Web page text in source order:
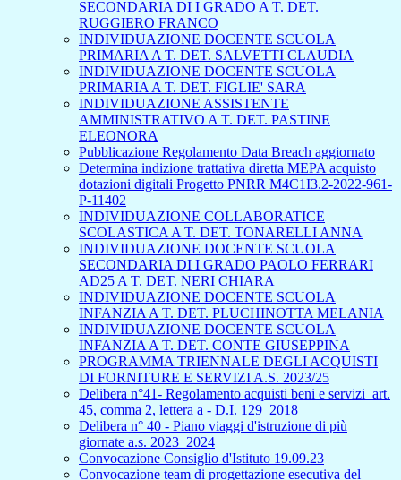
SECONDARIA DI I GRADO A T. DET.
RUGGIERO FRANCO
INDIVIDUAZIONE DOCENTE SCUOLA
PRIMARIA A T. DET. SALVETTI CLAUDIA
INDIVIDUAZIONE DOCENTE SCUOLA
PRIMARIA A T. DET. FIGLIE' SARA
INDIVIDUAZIONE ASSISTENTE
AMMINISTRATIVO A T. DET. PASTINE
ELEONORA
Pubblicazione Regolamento Data Breach aggiornato
Determina indizione trattativa diretta MEPA acquisto
dotazioni digitali Progetto PNRR M4C1I3.2-2022-961-
P-11402
INDIVIDUAZIONE COLLABORATICE
SCOLASTICA A T. DET. TONARELLI ANNA
INDIVIDUAZIONE DOCENTE SCUOLA
SECONDARIA DI I GRADO PAOLO FERRARI
AD25 A T. DET. NERI CHIARA
INDIVIDUAZIONE DOCENTE SCUOLA
INFANZIA A T. DET. PLUCHINOTTA MELANIA
INDIVIDUAZIONE DOCENTE SCUOLA
INFANZIA A T. DET. CONTE GIUSEPPINA
PROGRAMMA TRIENNALE DEGLI ACQUISTI
DI FORNITURE E SERVIZI A.S. 2023/25
Delibera n°41- Regolamento acquisti beni e servizi_art.
45, comma 2, lettera a - D.I. 129_2018
Delibera n° 40 - Piano viaggi d'istruzione di più
giornate a.s. 2023_2024
Convocazione Consiglio d'Istituto 19.09.23
Convocazione team di progettazione esecutiva del